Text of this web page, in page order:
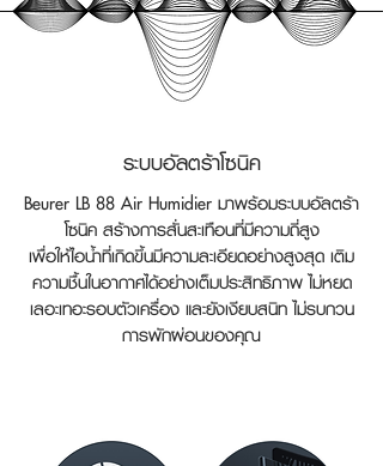
ระบบอัลตร้าโซนิค
Beurer LB 88 Air Humidifier มาพร้อมระบบอัลตร้า
โซนิค สร้างการสั่นสะเทือนที่มีความถี่สูง
เพื่อให้ไอน้ำที่เกิดขึ้นมีความละเอียดอย่างสูงสุด เติม
ความชื้นในอากาศได้อย่างเต็มประสิทธิภาพ ไม่หยด
เลอะเทอะรอบตัวเครื่อง และยังเงียบสนิท ไม่รบกวน
การพักผ่อนของคุณ